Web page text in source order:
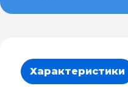
Характеристики